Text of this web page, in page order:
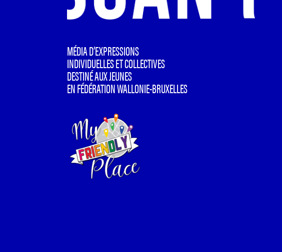
MÉDIA D’EXPRESSIONS
INDIVIDUELLES ET COLLECTIVES
DESTINÉ AUX JEUNES
EN FÉDÉRATION WALLONIE-BRUXELLES